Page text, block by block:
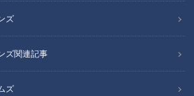
ズ
ズ関連記事
ズ